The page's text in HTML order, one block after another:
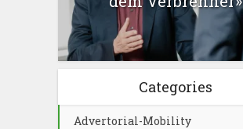
Categories
Advertorial-Mobility